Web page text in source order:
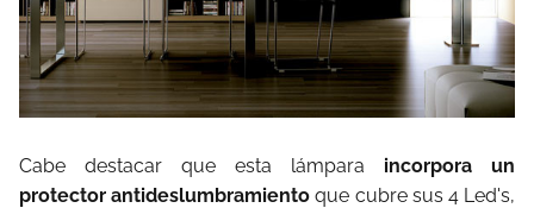
Cabe destacar que esta lámpara incorpora un
protector antideslumbramientoque cubre sus 4 Led's,